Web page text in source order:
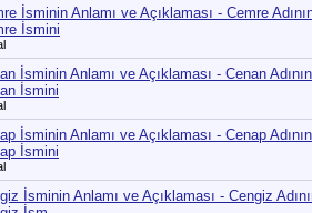
İsminin Anlamı ve Açıklaması - Cemre
İsmini
İsminin Anlamı ve Açıklaması - Cenan
İsmini
İsminin Anlamı ve Açıklaması - Cenap
İsmini
İsminin Anlamı ve Açıklaması - Cengiz